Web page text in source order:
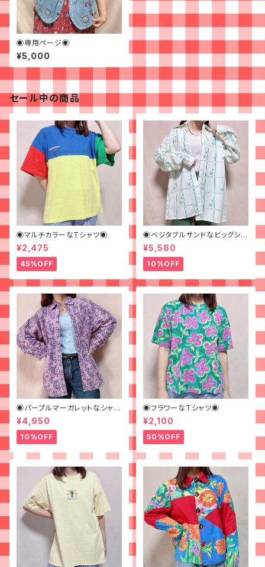
◉専用ページ◉
¥5,000
セール中の商品
◉マルチカラーなTシャツ◉
¥2,475
45%OFF
◉ベジタブルサンドなビッグシャ
ツ◉ 古着 柄シャツ 70s 緑 幾
何学模様
¥5,580
10%OFF
◉パープルマーガレットなシャツ
◉ 古着 花柄 紫
¥4,950
10%OFF
◉フラワーなTシャツ◉
¥2,100
50%OFF